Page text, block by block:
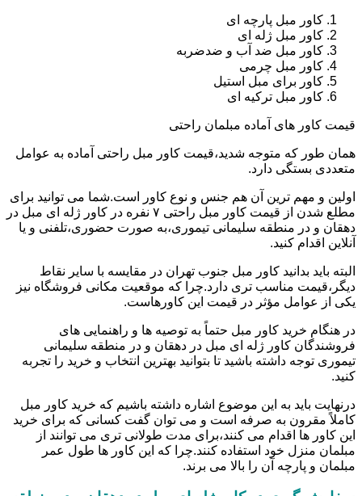
کاور مبل پارچه ای
کاور مبل ژله ای
کاور مبل ضد آب و ضدضربه
کاور مبل چرمی
کاور برای مبل استیل
کاور مبل ترکیه ای
قیمت کاور های آماده مبلمان راحتی
همان طور که متوجه شدید،قیمت کاور مبل راحتی آماده به عوامل
متعددی بستگی دارد.
اولین و مهم ترین آن هم جنس و نوع کاور است.شما می توانید برای
مطلع شدن از قیمت کاور مبل راحتی ۷ نفره در کاور ژله ای مبل در
دهقان و در منطقه سلیمانی تیموری،به صورت حضوری،تلفنی و یا
آنلاین اقدام کنید.
البته باید بدانید کاور مبل جنوب تهران در مقایسه با سایر نقاط
دیگر،قیمت مناسب تری دارد.چرا که موقعیت مکانی فروشگاه نیز
یکی از عوامل مؤثر در قیمت این کاورهاست.
در هنگام خرید کاور مبل حتماً به توصیه ها و راهنمایی های
فروشندگان کاور ژله ای مبل در دهقان و در منطقه سلیمانی
تیموری توجه داشته باشید تا بتوانید بهترین انتخاب و خرید را تجربه
کنید.
درنهایت باید به این موضوع اشاره داشته باشیم که خرید کاور مبل
کاملاً مقرون به صرفه است و می توان گفت کسانی که برای خرید
این کاور ها اقدام می کنند،برای مدت طولانی تری می توانند از
مبلمان منزل خود استفاده کنند.چرا که این کاور ها طول عمر
مبلمان و پارچه آن را بالا می برند.